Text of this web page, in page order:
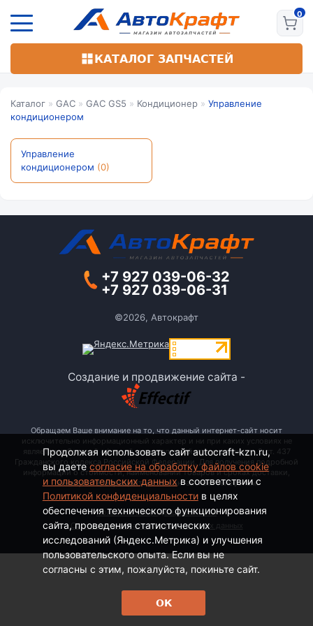
основному
КАТАЛОГ ЗАПЧАСТЕЙ
Каталог » GAC » GAC GS5 » Кондиционер » Управление
кондиционером
Управление
кондиционером (0)
+7 927 039-06-32
+7 927 039-06-31
©2026, Автокрафт
Создание и продвижение сайта -
Обращаем Ваше внимание на то, что данный интернет-сайт носит
исключительно информационный характер и ни при каких условиях не
является публичной офертой, определяемой положениями ч. 2 ст. 437
Гражданского кодекса Российской Федерации. Для получения подробной
информации о стоимости, наименовании товаров и сроках доставки,
пожалуйста, обращайтесь по контактным телефонам.
Политика конфиденциальности
Согласие на обработку персональных данных
Продолжая использовать сайт autocraft-kzn.ru,
вы даете согласие на обработку файлов cookie
и пользовательских данныхв соответствии с
Политикой конфиденциальностив целях
обеспечения технического функционирования
сайта, проведения статистических
исследований (Яндекс.Метрика) и улучшения
пользовательского опыта. Если вы не
согласны с этим, пожалуйста, покиньте сайт.
ОК